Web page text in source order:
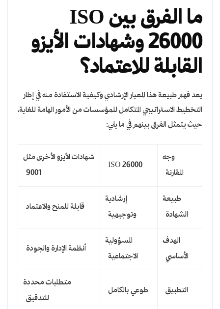
ما الفرق بين ISO
26000 وشهادات الأيزو
القابلة للاعتماد؟
يعد فهم طبيعة هذا المعيار الإرشادي وكيفية الاستفادة منه في إطار
التخطيط الاستراتيجي المتكامل للمؤسسات من الأمور الهامة للغاية،
حيث يتمثل الفرق بينهم في ما يلي:
وجه
المقارنة
ISO 26000
شهادات الأيزو الأخرى مثل
9001
طبيعة
الشهادة
إرشادية
وتوجيهية
قابلة للمنح والاعتماد
الهدف
الأساسي
المسؤولية
الاجتماعية
أنظمة الإدارة والجودة
التطبيق طوعي بالكامل
متطلبات محددة
للتدقيق